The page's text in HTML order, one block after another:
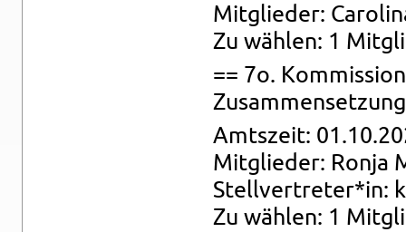
Mit­glie­der:
Zu wäh­len: 1
== 7o.
Amts­zeit:
Mit­glie­der: Ronja
Stell­ver­tre­ter*in:
Zu wäh­len: 1